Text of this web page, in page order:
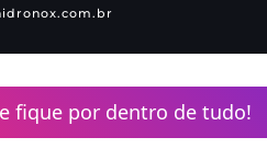
fique por dentro de tudo!